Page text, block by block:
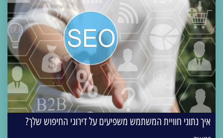
איך נתוני חוויית המשתמש משפיעים על דירוגי החיפוש שלך?